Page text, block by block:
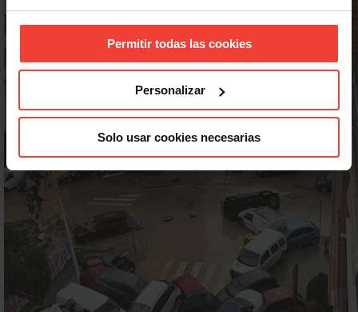
Permitir todas las cookies
Personalizar
Solo usar cookies necesarias